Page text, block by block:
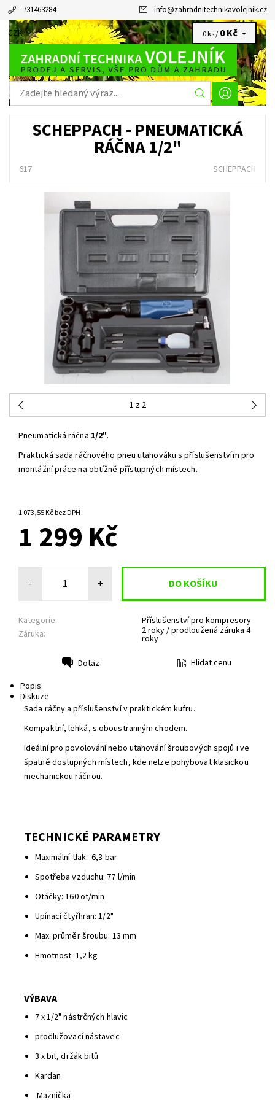
731463284 info@zahradnitechnikavolejnik.cz
CZK 0 ks / 0 Kč
SCHEPPACH - PNEUMATICKÁ
RÁČNA 1/2"
617 SCHEPPACH
1 z 2
Pneumatická ráčna 1/2".
Praktická sada ráčnového pneu utahováku s příslušenstvím pro
montážní práce na obtížně přístupných místech.
1 073,55 Kč bez DPH
1 299 Kč
- +
Kategorie:
Příslušenství pro kompresory
Záruka:
2 roky / prodloužená záruka 4
roky
Dotaz
Hlídat cenu
Popis
Diskuze
Sada ráčny a příslušenství v praktickém kufru.
Kompaktní, lehká, s oboustranným chodem.
Ideální pro povolování nebo utahování šroubových spojů i ve
špatně dostupných místech, kde nelze pohybovat klasickou
mechanickou ráčnou.
TECHNICKÉ PARAMETRY
Maximální tlak: 6,3 bar
Spotřeba vzduchu: 77 l/min
Otáčky: 160 ot/min
Upínací čtyřhran: 1/2"
Max. průměr šroubu: 13 mm
Hmotnost: 1,2 kg
VÝBAVA
7 x 1/2" nástrčných hlavic
prodlužovací nástavec
3 x bit, držák bitů
Kardan
Maznička